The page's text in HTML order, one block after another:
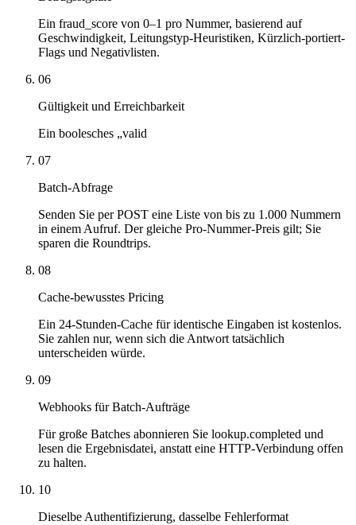
Ein fraud_score von 0–1 pro Nummer, basierend auf
Geschwindigkeit, Leitungstyp-Heuristiken, Kürzlich-portiert-
Flags und Negativlisten.
06
Gültigkeit und Erreichbarkeit
Ein boolesches „valid
07
Batch-Abfrage
Senden Sie per POST eine Liste von bis zu 1.000 Nummern
in einem Aufruf. Der gleiche Pro-Nummer-Preis gilt; Sie
sparen die Roundtrips.
08
Cache-bewusstes Pricing
Ein 24-Stunden-Cache für identische Eingaben ist kostenlos.
Sie zahlen nur, wenn sich die Antwort tatsächlich
unterscheiden würde.
09
Webhooks für Batch-Aufträge
Für große Batches abonnieren Sie lookup.completed und
lesen die Ergebnisdatei, anstatt eine HTTP-Verbindung offen
zu halten.
10
Dieselbe Authentifizierung, dasselbe Fehlerformat